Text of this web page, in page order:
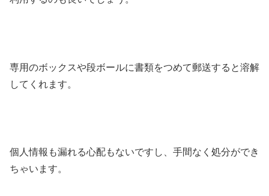
専用のボックスや段ボールに書類をつめて郵送すると溶解
してくれます。
個人情報も漏れる心配もないですし、手間なく処分ができ
ちゃいます。